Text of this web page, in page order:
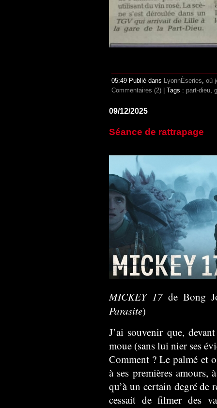
05:49 Publié dans LyonnÈseries où
Commentaires (2) | Tags : part-dieu
09/12/2025
Séance de rattrapage
MICKEY 17de Bong
Parasite)
J’ai souvenir que,
moue (sans lui nier ses
Comment ? Le palmé et
à ses premières amours,
qu’à un certain degré de
cessait de filmer des